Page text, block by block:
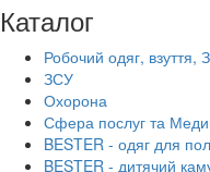
Каталог
Робочий одяг, взуття,
ЗСУ
Охорона
Сфера послуг та
BESTER - одяг для
BESTER - дитячий